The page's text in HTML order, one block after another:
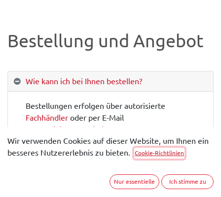
Bestellung und Angebot
Wie kann ich bei Ihnen bestellen?
Bestellungen erfolgen über autorisierte
Fachhändler oder per E-Mail
vertrieb@wetech.de
Wie erhalte ich ein Angebot?
Gibt es einen Mindestbestellwert?
Wir verwenden Cookies auf dieser Website, um Ihnen ein
besseres Nutzererlebnis zu bieten.
Cookie-Richtlinien
Nur essentielle Ich stimme zu